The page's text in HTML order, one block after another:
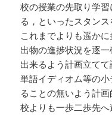
校の授業の先取り学
る，といったスタン
これまでよりも遥か
出物の進捗状況を逐
出来るよう計画立て
単語イディオム等の
ることの無いよう計
校よりも一歩二歩先